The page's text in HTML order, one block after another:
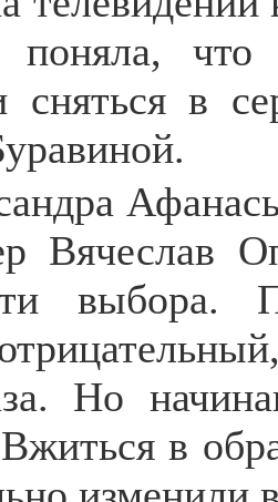
поняла,
сняться в
Вячеслав
Но
в